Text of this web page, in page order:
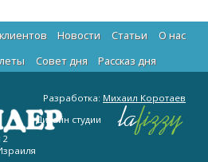
Новости Статьи
О нас
Cовет дня Рассказ дня
Разработка: Михаил Коротаев
Дизайн студии